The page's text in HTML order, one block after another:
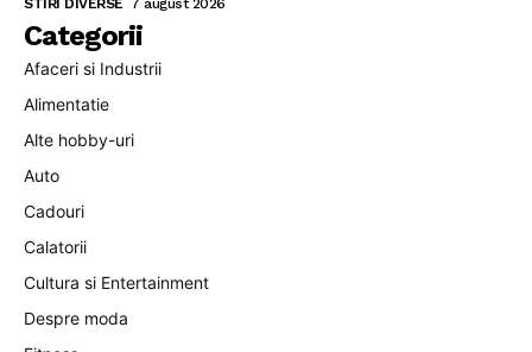
STIRI DIVERSE 7 august 2026
Categorii
Afaceri si Industrii
Alimentatie
Alte hobby-uri
Auto
Cadouri
Calatorii
Cultura si Entertainment
Despre moda